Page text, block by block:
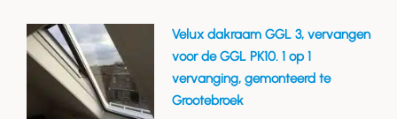
Velux dakraam GGL 3, vervangen
voor de GGL PK10. 1 op 1
vervanging, gemonteerd te
Grootebroek